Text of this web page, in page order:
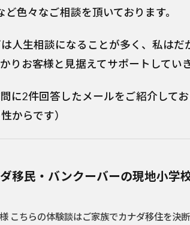
色々なご相談を頂いております。
人生相談になることが多く、私はだ
りお客様と見据えてサポートしてい
に2件回答したメールをご紹介して
からです）
移民・バンクーバーの現地小学
こちらの体験談はご家族でカナダ移住を決